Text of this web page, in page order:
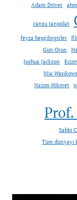
Adam Driver
cansu tanpolat
feyza hepçilingirler
Gün Orun
Joshua Jackson
Mia
Nazım Hikmet
Sahbi
Tüm dünyayı